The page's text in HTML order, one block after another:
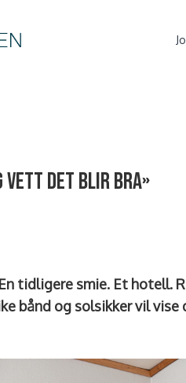
vett det blir bra»
tidligere smie. Et hotell.
bånd og solsikker vil